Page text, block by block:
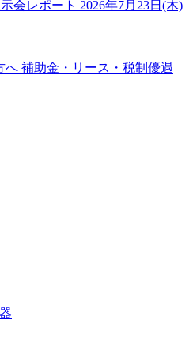
会レポート 2026年7月23日(木)
へ 補助金・リース・税制優遇